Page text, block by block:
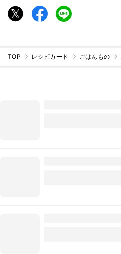
TOP レシピカード ごはんもの